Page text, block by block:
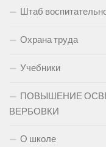
Штаб
Охрана труда
Учебники
ПОВЫШЕНИЕ
ВЕРБОВКИ
О школе